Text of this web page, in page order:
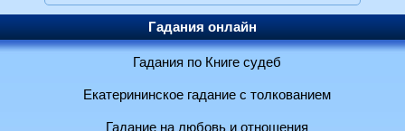
Гадания онлайн
Гадания по Книге судеб
Екатерининское гадание с толкованием
Гадание на любовь и отношения